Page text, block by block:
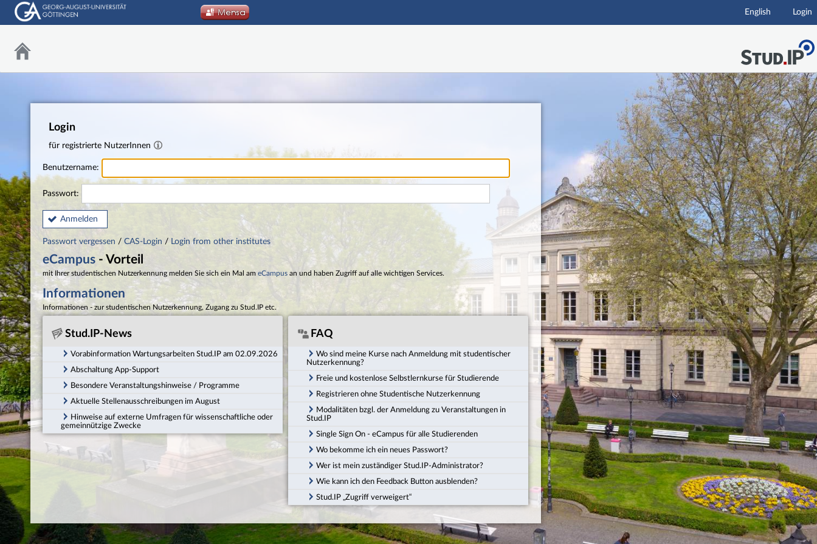
Hauptnavigation
English Login
Login
für registrierte NutzerInnen
Benutzername:
Passwort:
Anmelden
Passwort vergessen / CAS-Login / Login from other institutes
eCampus - Vorteil
mit Ihrer studentischen Nutzerkennung melden Sie sich ein Mal am eCampus an und haben Zugriff auf alle wichtigen Services.
Informationen
Informationen - zur studentischen Nutzerkennung, Zugang zu Stud.IP etc.
Stud.IP-News
Vorabinformation Wartungsarbeiten Stud.IP am 02.09.2026
Abschaltung App-Support
Besondere Veranstaltungshinweise / Programme
Aktuelle Stellenausschreibungen im August
Hinweise auf externe Umfragen für wissenschaftliche oder
gemeinnützige Zwecke
FAQ
Wo sind meine Kurse nach Anmeldung mit studentischer
Nutzerkennung?
Freie und kostenlose Selbstlernkurse für Studierende
Registrieren ohne Studentische Nutzerkennung
Modalitäten bzgl. der Anmeldung zu Veranstaltungen in
Stud.IP
Single Sign On - eCampus für alle Studierenden
Wo bekomme ich ein neues Passwort?
Wer ist mein zuständiger Stud.IP-Administrator?
Wie kann ich den Feedback Button ausblenden?
Stud.IP „Zugriff verweigert“